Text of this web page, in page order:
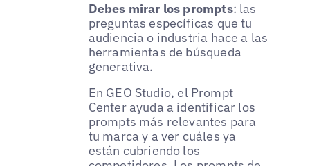
Debes mirar los prompts: las
preguntas específicas que tu
audiencia o industria hace a las
herramientas de búsqueda
generativa.
En GEO Studio, el Prompt
Center ayuda a identificar los
prompts más relevantes para
tu marca y a ver cuáles ya
están cubriendo los